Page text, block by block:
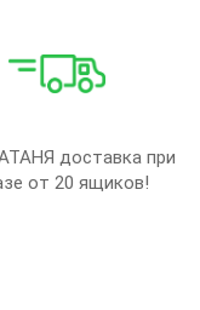
доставка при
от 20 ящиков!